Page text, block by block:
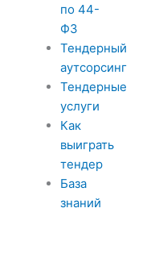
по 44-
ФЗ
Тендерный
аутсорсинг
Тендерные
услуги
Как
выиграть
тендер
База
знаний